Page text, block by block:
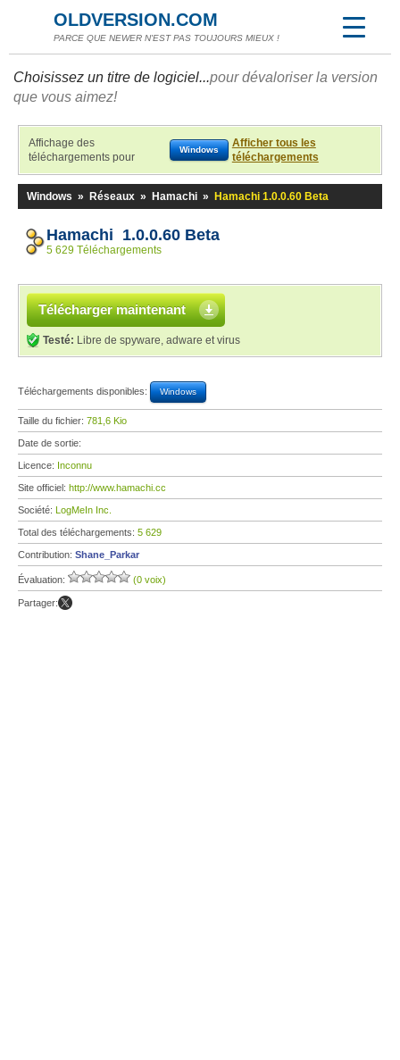
OLDVERSION.COM
PARCE QUE NEWER N'EST PAS TOUJOURS MIEUX !
Choisissez un titre de logiciel...pour dévaloriser la version
que vous aimez!
Affichage des
téléchargements pour
Windows
Afficher tous les
téléchargements
Windows » Réseaux » Hamachi » Hamachi 1.0.0.60 Beta
Hamachi 1.0.0.60 Beta
5 629 Téléchargements
Télécharger maintenant
Testé: Libre de spyware, adware et virus
Téléchargements disponibles: Windows
Taille du fichier: 781,6 Kio
Date de sortie:
Licence: Inconnu
Site officiel: http://www.hamachi.cc
Société: LogMeIn Inc.
Total des téléchargements: 5 629
Contribution: Shane_Parkar
Évaluation: (0 voix)
Partager: